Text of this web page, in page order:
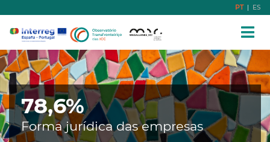
PT | ES
78,6%
Forma jurídica das empresas